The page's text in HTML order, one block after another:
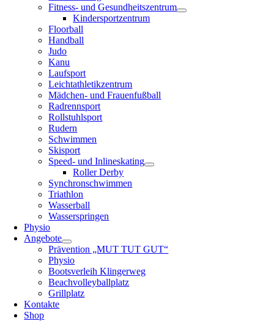
Fitness- und Gesundheitszentrum
Kindersportzentrum
Floorball
Handball
Judo
Kanu
Laufsport
Leichtathletikzentrum
Mädchen- und Frauenfußball
Radrennsport
Rollstuhlsport
Rudern
Schwimmen
Skisport
Speed- und Inlineskating
Roller Derby
Synchronschwimmen
Triathlon
Wasserball
Wasserspringen
Physio
Angebote
Prävention „MUT TUT GUT“
Physio
Bootsverleih Klingerweg
Beachvolleyballplatz
Grillplatz
Kontakte
Shop